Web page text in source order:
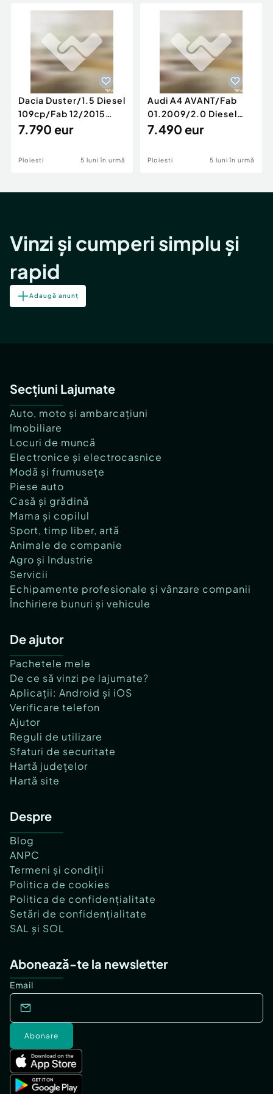
Animale de companie
Afaceri și echipamente profesionale
Inchiriere Bunuri si Vehicule
Utilaje agricole si industriale
Piese auto si accesorii
Dacia Duster
Dacia Duster/1.5 Diesel
109cp/Fab 12/2015
/Euro 5/GARANTIE 12
7.790 eur
Ploiesti 5 luni în urmă
Audi A4 AVANT/Fab
01.2009/2.0 Diesel
140cp/Posibilitate
7.490 eur
Ploiesti 5 luni în urmă
Vinzi și cumperi simplu și
rapid
Adaugă anunț
Secțiuni Lajumate
Auto, moto și ambarcațiuni
Imobiliare
Locuri de muncă
Electronice și electrocasnice
Modă și frumusețe
Piese auto
Casă și grădină
Mama și copilul
Sport, timp liber, artă
Animale de companie
Agro și Industrie
Servicii
Echipamente profesionale și vânzare companii
Închiriere bunuri și vehicule
De ajutor
Pachetele mele
De ce să vinzi pe lajumate?
Aplicații: Android și iOS
Verificare telefon
Ajutor
Reguli de utilizare
Sfaturi de securitate
Hartă județelor
Hartă site
Despre
Blog
ANPC
Termeni și condiții
Politica de cookies
Politica de confidențialitate
Setări de confidențialitate
SAL și SOL
Abonează-te la newsletter
Email
Abonare